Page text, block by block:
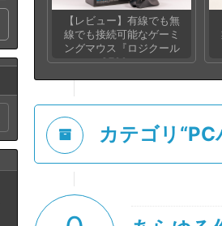
【レビュー】有線でも無
線でも接続可能なゲーミ
ングマウス『ロジクール
G700s』
カテゴリ